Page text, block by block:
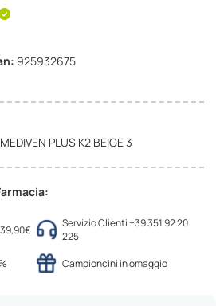
925932675
PLUS K2 BEIGE 3
Servizio Clienti +39 351 92 20
225
Campioncini in omaggio